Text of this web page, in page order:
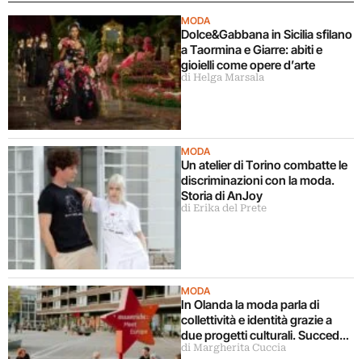
MODA
Dolce&Gabbana in Sicilia sfilano
a Taormina e Giarre: abiti e
gioielli come opere d’arte
di Helga Marsala
MODA
Un atelier di Torino combatte le
discriminazioni con la moda.
Storia di AnJoy
di Erika del Prete
MODA
In Olanda la moda parla di
collettività e identità grazie a
due progetti culturali. Succede
a Maastricht
di Margherita Cuccia